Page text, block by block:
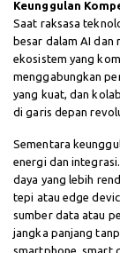
Keunggulan
Saat raksasa
besar dalam AI dan
ekosistem yang
menggabungkan
yang kuat, dan
di garis depan
Sementara
energi dan
daya yang lebih
tepi atau edge
sumber data atau
jangka panjang
smartphone, smart